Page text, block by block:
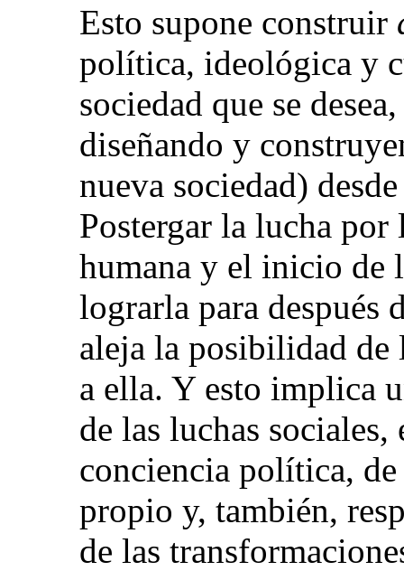
Esto supone construir
política, ideológica y
sociedad que se
diseñando y
nueva sociedad)
Postergar la lucha por
humana y el inicio de
lograrla para después
aleja la posibilidad
a ella. Y esto implica
de las luchas
conciencia política,
propio y, también,
de las